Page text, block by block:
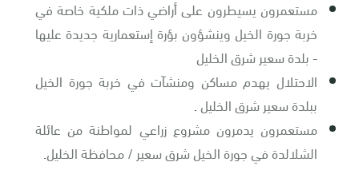
مستعمرون يسيطرون على أراضي ذات ملكية خاصة في
خربة جورة الخيل وينشؤون بؤرة إستعمارية جديدة عليها
- بلدة سعير شرق الخليل
الاحتلال يهدم مساكن ومنشآت في خربة جورة الخيل
ببلدة سعير شرق الخليل.
مستعمرون يدمرون مشروع زراعي لمواطنة من عائلة
الشلالدة في جورة الخيل شرق سعير / محافظة الخليل.